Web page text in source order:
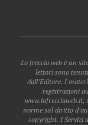
La freccia web è un
lettori sono
dall’Editore. I
registrazioni
www.lafrecciaweb.it,
norme sul diritto
copyright. I Servizi